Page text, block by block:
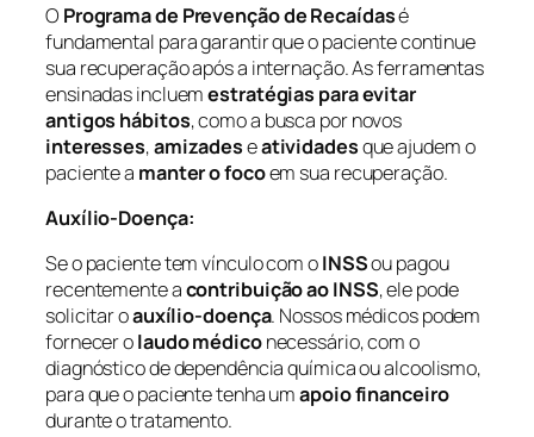
O Programa de Prevenção de Recaídasé
fundamental para garantir que o paciente continue
sua recuperação após a internação. As ferramentas
ensinadas incluemestratégias para evitar
antigos hábitos, como a busca por novos
interesses,amizadeseatividadesque ajudem o
paciente a manter o focoem sua recuperação.
Auxílio-Doença:
Se o paciente tem vínculo com oINSSou pagou
recentemente acontribuição ao INSS, ele pode
solicitar oauxílio-doença. Nossos médicos podem
fornecer olaudo médiconecessário, com o
diagnóstico de dependência química ou alcoolismo,
para que o paciente tenha umapoio financeiro
durante o tratamento.